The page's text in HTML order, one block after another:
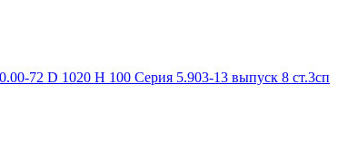
72 D 1020 Н 100 Серия 5.903-13 выпуск 8 ст.3сп